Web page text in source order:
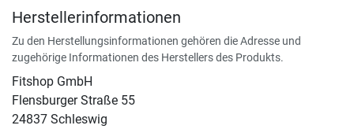
Herstellerinformationen
Zu den Herstellungsinformationen gehören die Adresse und
zugehörige Informationen des Herstellers des Produkts.
Fitshop GmbH
Flensburger Straße 55
24837 Schleswig